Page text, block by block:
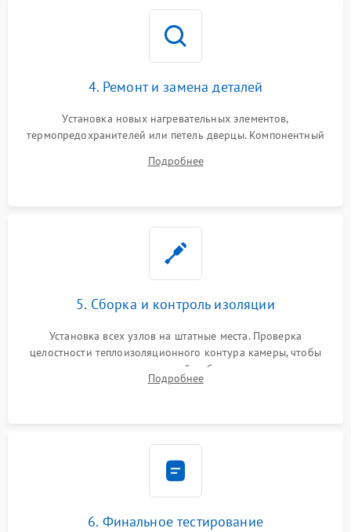
4. Ремонт и замена деталей
Установка новых нагревательных элементов,
термопредохранителей или петель дверцы. Компонентный
выгоревших реле, восстановление контактов и замена
Подробнее
5. Сборка и контроль изоляции
Установка всех узлов на штатные места. Проверка
целостности теплоизоляционного контура камеры, чтобы
исключить перегрев кухонной мебели и потерю тепла.
Надежная фиксация клемм и сборка корпуса шкафа.
Подробнее
6. Финальное тестирование